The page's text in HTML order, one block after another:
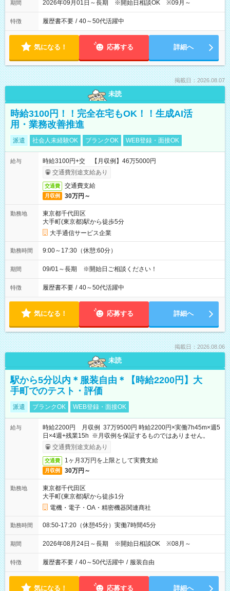
期間 2026年09月01日～長期 ※開始日相談OK ※09月～
特徴 履歴書不要 / 40～50代活躍中
気になる！ 応募する 詳細へ
掲載日：2026.08.07
未読
時給3100円！！完全在宅もOK！！生成AI活
用・業務改善推進
派遣 社会人未経験OK ブランクOK WEB登録・面接OK
給与
時給3100円+交 【月収例】46万5000円
交通費別途支給あり
交通費 交通費支給
月収例 30万円～
勤務地
東京都千代田区
大手町(東京都)駅から徒歩5分
大手通信サービス企業
勤務時間 9:00～17:30（休憩:60分）
期間 09/01～長期 ※開始日ご相談ください！
特徴 履歴書不要 / 40～50代活躍中
気になる！ 応募する 詳細へ
掲載日：2026.08.06
未読
駅から5分以内＊服装自由＊【時給2200円】大
手町でのテスト・評価
派遣 ブランクOK WEB登録・面接OK
給与
時給2200円 月収例 37万9500円 時給2200円×実働7h45m×週5
日×4週+残業15h ※月収例を保証するものではありません。
交通費別途支給あり
交通費 1ヶ月3万円を上限として実費支給
月収例 30万円～
勤務地
東京都千代田区
大手町(東京都)駅から徒歩1分
電機・電子・OA・精密機器関連商社
勤務時間 08:50-17:20（休憩45分）実働7時間45分
期間 2026年08月24日～長期 ※開始日相談OK ※08月～
特徴 履歴書不要 / 40～50代活躍中 / 服装自由
気になる！ 応募する 詳細へ